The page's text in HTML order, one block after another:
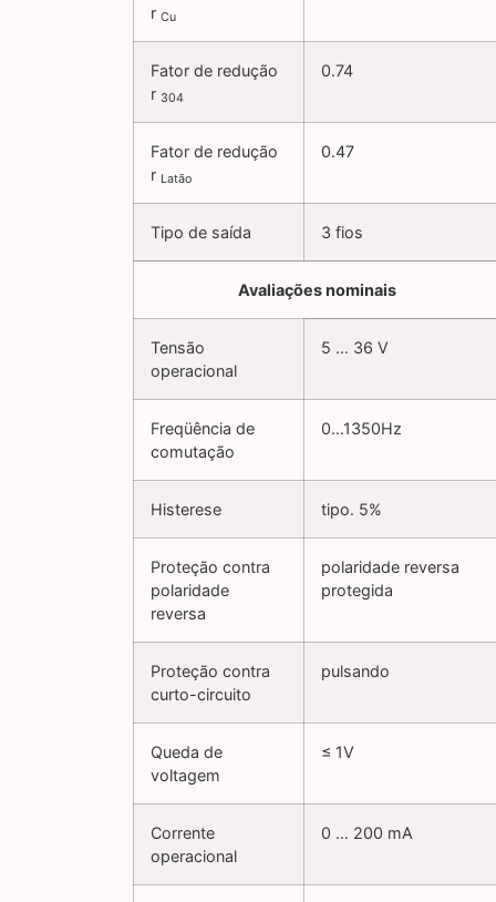
r Cu
Fator de redução
r 304
0.74
Fator de redução
r Latão
0.47
Tipo de saída 3 fios
Avaliações nominais
Tensão
operacional
5 … 36 V
Freqüência de
comutação
0…1350Hz
Histerese tipo. 5%
Proteção contra
polaridade
reversa
polaridade reversa
protegida
Proteção contra
curto-circuito
pulsando
Queda de
voltagem
≤ 1V
Corrente
operacional
0 … 200 mA